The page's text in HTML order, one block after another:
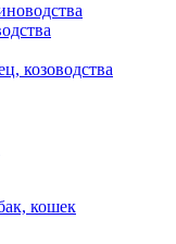
козоводства
кошек